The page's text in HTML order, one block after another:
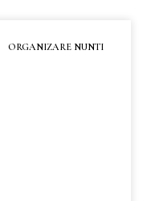
ORGANIZARE NUNTI